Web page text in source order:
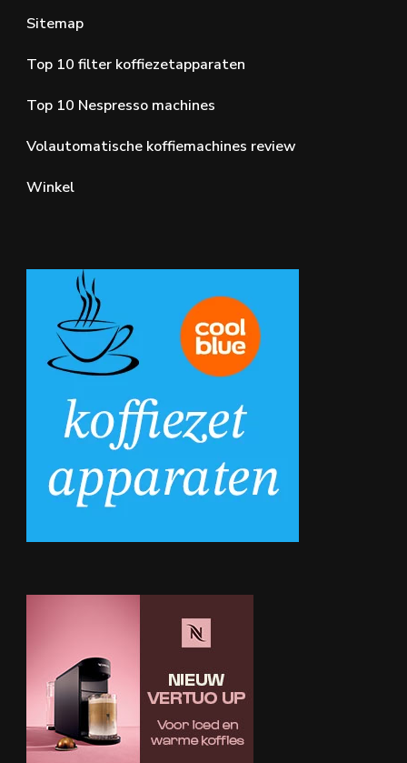
Sitemap
Top 10 filter koffiezetapparaten
Top 10 Nespresso machines
Volautomatische koffiemachines review
Winkel